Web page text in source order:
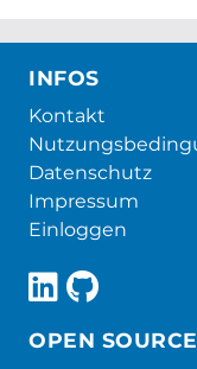
INFOS
Kontakt
Datenschutz
Impressum
Einloggen
OPEN SOURCE